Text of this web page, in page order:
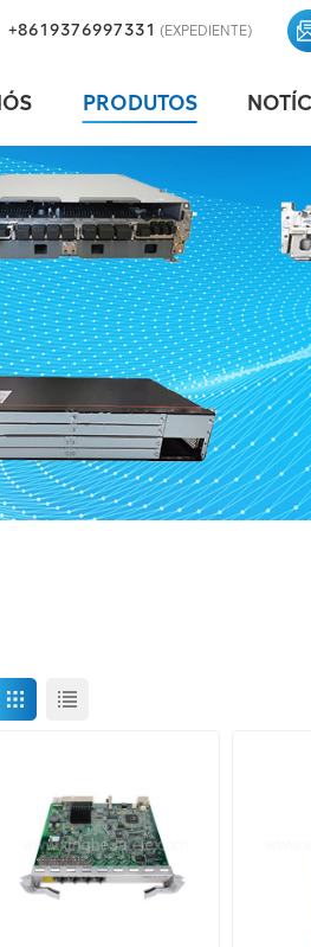
+8619376997331 (EXPEDIENTE)
PRODUTOS